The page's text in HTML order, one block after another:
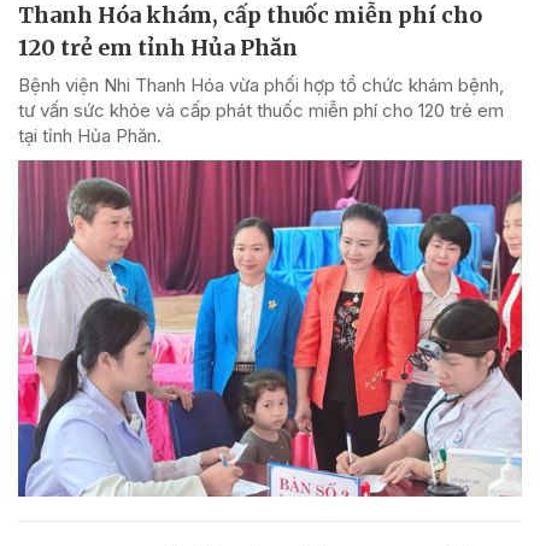
Thanh Hóa khám, cấp thuốc miễn phí cho
120 trẻ em tỉnh Hủa Phăn
Bệnh viện Nhi Thanh Hóa vừa phối hợp tổ chức khám bệnh,
tư vấn sức khỏe và cấp phát thuốc miễn phí cho 120 trẻ em
tại tỉnh Hủa Phăn.